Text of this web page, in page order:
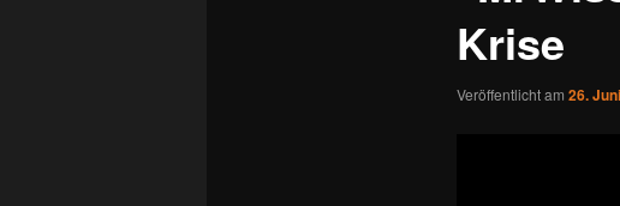
Krise
Veröffentlicht am 26.